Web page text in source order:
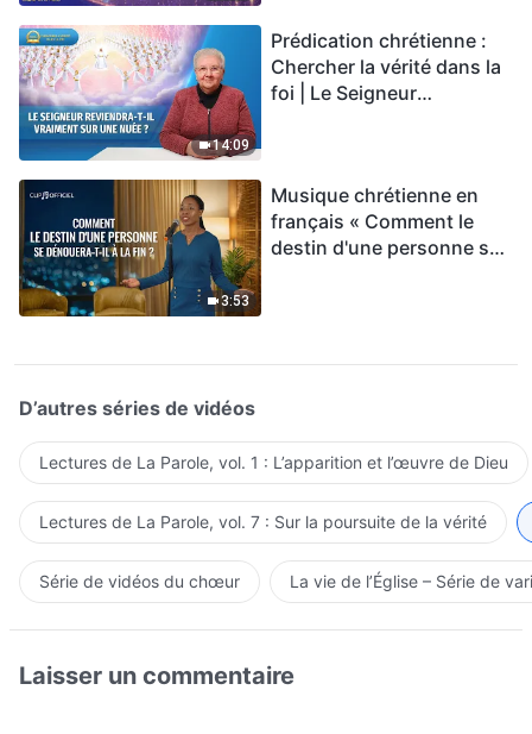
14:09
Prédication chrétienne :
Chercher la vérité dans la
foi | Le Seigneur
3:53
Musique chrétienne en
français « Comment le
destin d'une personne se
D’autres séries de vidéos
Lectures de La Parole, vol. 1 : L’apparition et l’œuvre de Dieu
Lectures de La Parole, vol. 7 : Sur la poursuite de la vérité
Série de vidéos du chœur La vie de l’Église – Série de
Laisser un commentaire